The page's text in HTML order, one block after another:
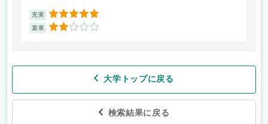
充実 5
楽単 2
大学トップに戻る
検索結果に戻る